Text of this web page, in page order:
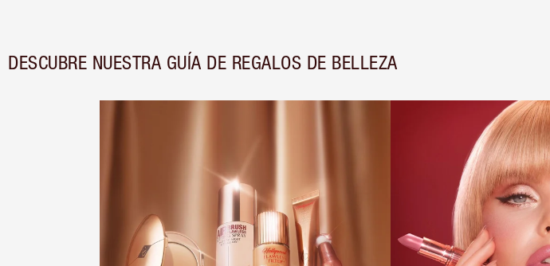
DESCUBRE NUESTRA GUÍA DE REGALOS DE BELLEZA